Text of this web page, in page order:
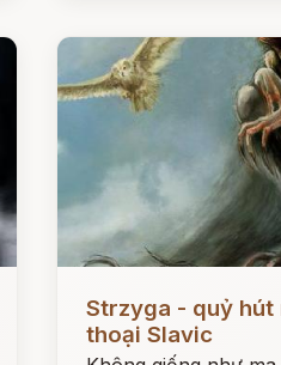
Strzyga - quỷ hút
thoại Slavic